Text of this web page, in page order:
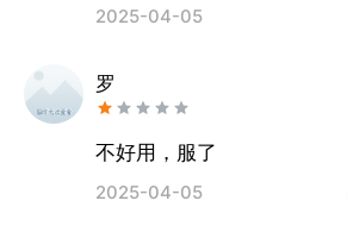
2025-04-05
罗
不好用，服了
2025-04-05